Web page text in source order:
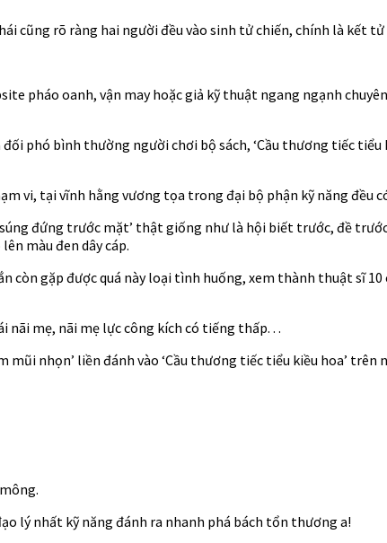
cũng rõ ràng hai người đều vào sinh tử chiến, chính là kết
pháo oanh, vận may hoặc giả kỹ thuật ngang ngạnh
phó bình thường người chơi bộ sách, ‘Cầu thương tiếc
vi, tại vĩnh hằng vương tọa trong đại bộ phận kỹ năng
súng đứng trước mặt’ thật giống như là hội biết trước, đề
màu đen dây cáp.
còn gặp được quá này loại tình huống, xem thành thuật sĩ
nãi mẹ, nãi mẹ lực công kích có tiếng thấp. . .
nhọn’ liền đánh vào ‘Cầu thương tiếc tiểu kiều hoa’ trên
lý nhất kỹ năng đánh ra nhanh phá bách tổn thương a!